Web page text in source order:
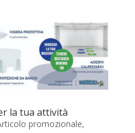
la tua attività
promozionale,